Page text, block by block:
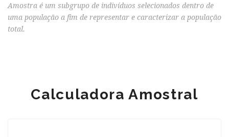
Amostra é um subgrupo de indivíduos selecionados dentro de
uma população a fim de representar e caracterizar a população
total.
Calculadora Amostral